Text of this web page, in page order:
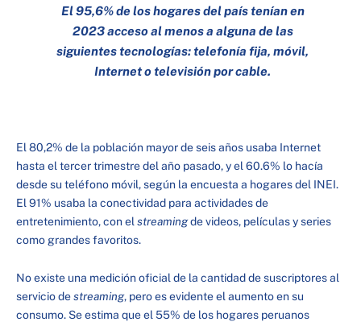
El 95,6% de los hogares del país tenían en
2023 acceso al menos a alguna de las
siguientes tecnologías: telefonía fija, móvil,
Internet o televisión por cable.
El 80,2% de la población mayor de seis años usaba Internet
hasta el tercer trimestre del año pasado, y el 60.6% lo hacía
desde su teléfono móvil, según la encuesta a hogares del INEI.
El 91% usaba la conectividad para actividades de
entretenimiento, con el streamingde videos, películas y series
como grandes favoritos.
No existe una medición oficial de la cantidad de suscriptores al
servicio destreaming, pero es evidente el aumento en su
consumo. Se estima que el 55% de los hogares peruanos